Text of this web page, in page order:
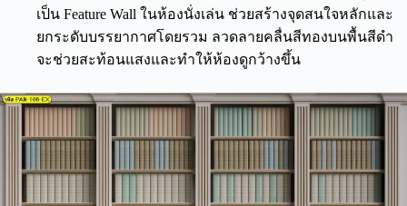
เป็น Feature Wall ในห้องนั่งเล่น ช่วยสร้างจุดสนใจหลักและ
ยกระดับบรรยากาศโดยรวม ลวดลายคลื่นสีทองบนพื้นสีดำ
จะช่วยสะท้อนแสงและทำให้ห้องดูกว้างขึ้น